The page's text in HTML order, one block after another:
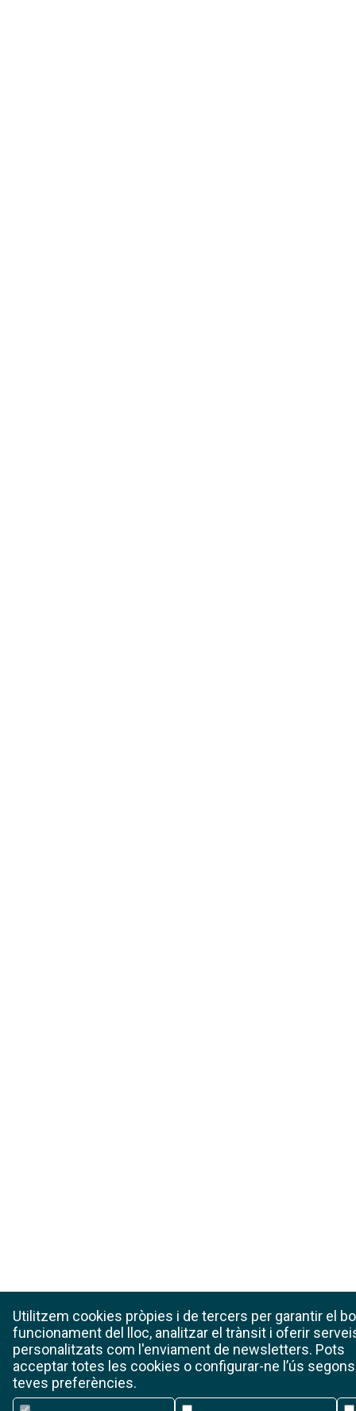
Utilitzem cookies pròpies i de tercers per garantir el
funcionament del lloc, analitzar el trànsit i oferir
personalitzats com l'enviament de newsletters. Pots
acceptar totes les cookies o configurar-ne l’ús
teves preferències.